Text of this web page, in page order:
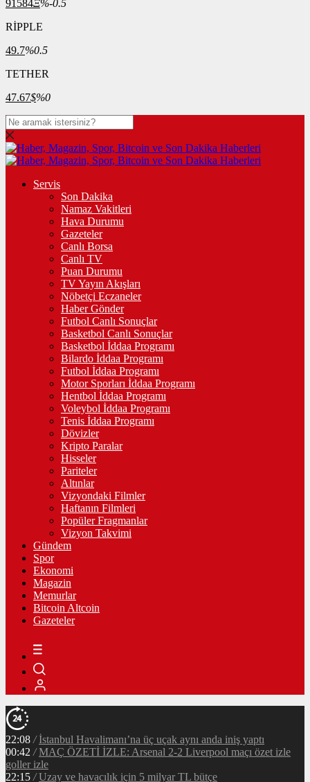
91584Ξ%-0.5
RİPPLE
49.7%0.5
TETHER
47.67$%0
Servis
Son Dakika
Namaz Vakitleri
Hava Durumu
Gazeteler
Canlı Borsa
Canlı TV
Puan Durumu
TV Yayın Akışları
Nöbetçi Eczaneler
Haber Gönder
Futbol Canlı Sonuçlar
Basketbol Canlı Sonuçlar
Basketbol İddaa Programı
Bilardo İddaa Programı
Futbol İddaa Programı
Motor Sporları İddaa Programı
Hentbol İddaa Programı
Voleybol İddaa Programı
Tenis İddaa Programı
Dövizler
Kripto Paralar
Hisseler
Pariteler
Altınlar
Vizyondaki Filmler
Haftanın Filmleri
Popüler Fragmanlar
Vizyon Takvimi
Gündem
Spor
Ekonomi
Magazin
Memurlar
Bitcoin Altcoin
Gazeteler
22:08 / İstanbul Havalimanı’na üç uçak aynı anda iniş yaptı
00:42 / MAÇ ÖZETİ İZLE: Arsenal 2-2 Liverpool maçı özet izle
goller izle
22:15 / Uzay ve havacılık için 5 milyar TL bütçe